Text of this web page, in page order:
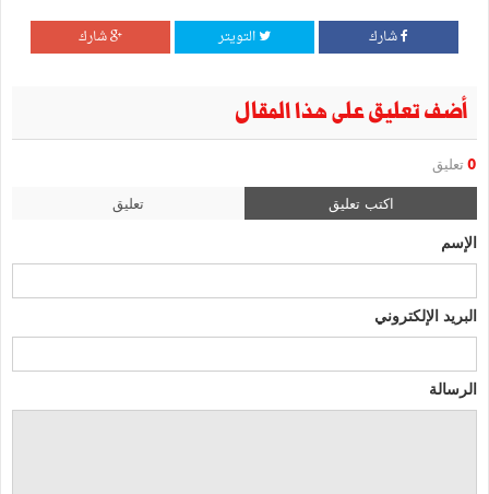
شارك التويتر شارك
أضف تعليق على هذا المقال
0 تعليق
اكتب تعليق تعليق
الإسم
البريد الإلكتروني
الرسالة